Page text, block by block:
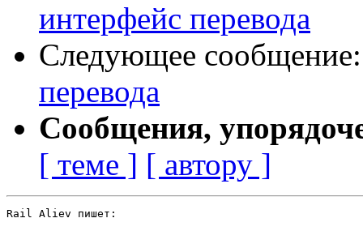
интерфейс перевода
Следующее
перевода
Сообщения,
[ теме ] [ автору ]
Rail Aliev пишет: